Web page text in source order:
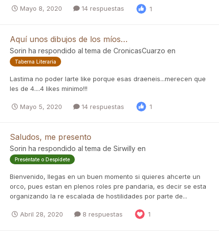
Mayo 8, 2020 14 respuestas 1
Aquí unos dibujos de los míos…
Sorin ha respondido al tema de CronicasCuarzo en
Taberna Literaria
Lastima no poder larte like porque esas draeneis...merecen que
les de 4....4 likes minimo!!!
Mayo 5, 2020 14 respuestas 1
Saludos, me presento
Sorin ha respondido al tema de Sirwilly en
Preséntate o Despídete
Bienvenido, llegas en un buen momento si quieres ahcerte un
orco, pues estan en plenos roles pre pandaria, es decir se esta
organizando la re escalada de hostilidades por parte de...
Abril 28, 2020 8 respuestas 1